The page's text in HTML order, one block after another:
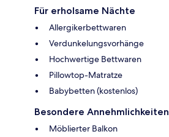
Für erholsame Nächte
Allergikerbettwaren
Verdunkelungsvorhänge
Hochwertige Bettwaren
Pillowtop-Matratze
Babybetten (kostenlos)
Besondere Annehmlichkeiten
Möblierter Balkon